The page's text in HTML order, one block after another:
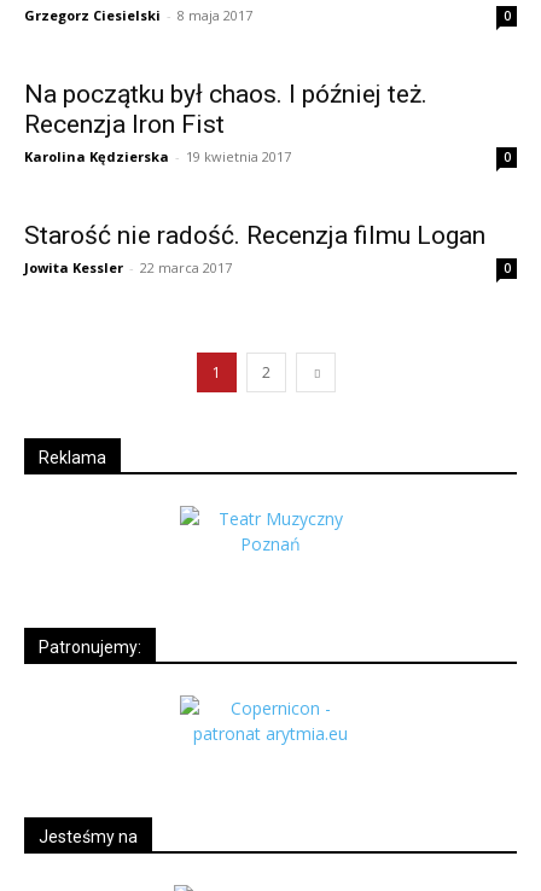
Grzegorz Ciesielski - 8 maja 2017 0
Na początku był chaos. I później też.
Recenzja Iron Fist
Karolina Kędzierska - 19 kwietnia 2017 0
Starość nie radość. Recenzja filmu Logan
Jowita Kessler - 22 marca 2017 0
1 2
Reklama
Patronujemy:
Jesteśmy na